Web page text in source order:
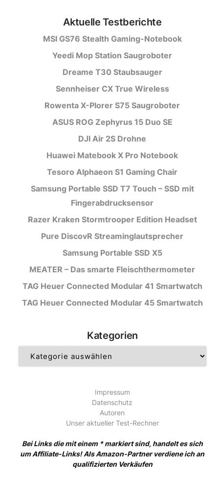
Aktuelle Testberichte
MSI GS76 Stealth Gaming-Notebook
Yeedi Mop Station Saugroboter
Dreame T30 Staubsauger
Sennheiser CX True Wireless
Rowenta X-Plorer S75 Saugroboter
ASUS ROG Zephyrus 15 Duo SE
DJI Air 2S Drohne
Huawei Matebook X Pro Notebook
Tesoro Alphaeon S1 Gaming Chair
Samsung Portable SSD T7 Touch – SSD mit
Fingerabdrucksensor
Razer Kraken Stormtrooper Edition Headset
Pure DiscovR Streaminglautsprecher
Samsung Portable SSD X5
MEATER – Das smarte Fleischthermometer
TAG Heuer Connected Modular 41 Smartwatch
TAG Heuer Connected Modular 45 Smartwatch
Kategorien
Impressum
Datenschutz
Autoren
Unser aktueller Test-Rechner
Bei Links die mit einem * markiert sind, handelt es sich
um Affiliate-Links! Als Amazon-Partner verdiene ich an
qualifizierten Verkäufen